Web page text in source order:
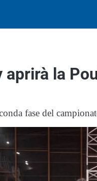
aprirà la
fase del